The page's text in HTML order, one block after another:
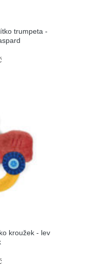
trumpeta -
kroužek - lev